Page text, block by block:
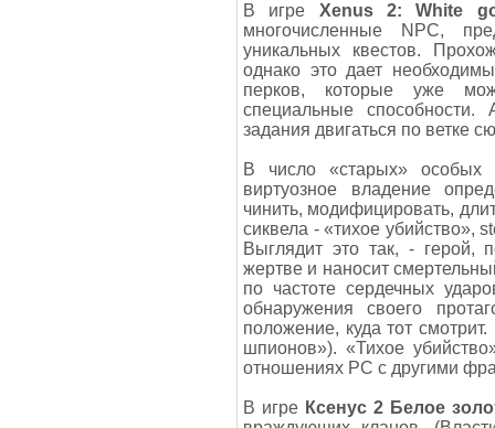
В игре Xenus 2: White
многочисленные NPC,
уникальных квестов.
однако это дает
перков, которые уже
специальные
задания двигаться по ветке
В число «старых» особых
виртуозное владение
чинить, модифицировать,
сиквела - «тихое убийство»,
Выглядит это так, - герой,
жертве и наносит
по частоте сердечных
обнаружения своего
положение, куда тот
шпионов»). «Тихое
отношениях РС с другими
В игре Ксенус 2 Белое